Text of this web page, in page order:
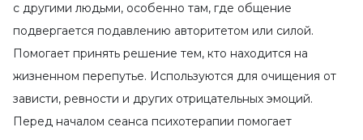
с другими людьми, особенно там, где общение
подвергается подавлению авторитетом или силой.
Помогает принять решение тем, кто находится на
жизненном перепутье. Используются для очищения от
зависти, ревности и других отрицательных эмоций.
Перед началом сеанса психотерапии помогает